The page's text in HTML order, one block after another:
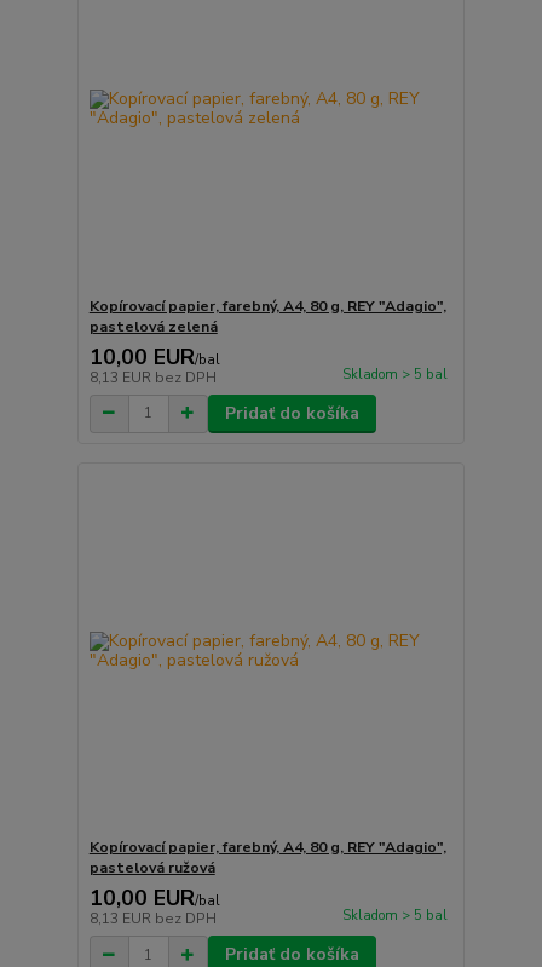
Kopírovací papier, farebný, A4, 80 g, REY "Adagio",
pastelová zelená
10,00 EUR/bal
8,13 EUR bez DPH Skladom > 5 bal
Pridať do košíka
Kopírovací papier, farebný, A4, 80 g, REY "Adagio",
pastelová ružová
10,00 EUR/bal
8,13 EUR bez DPH Skladom > 5 bal
Pridať do košíka